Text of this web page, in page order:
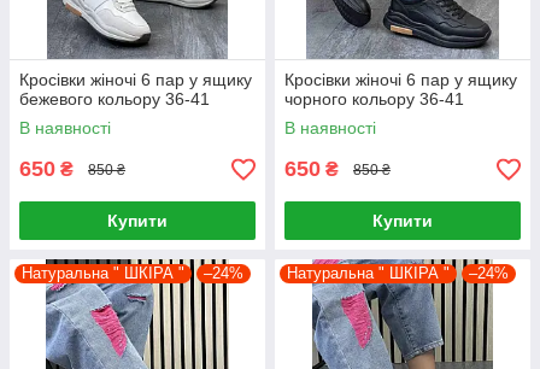
Кросівки жіночі 6 пар у ящику
бежевого кольору 36-41
В наявності
650 ₴ 850 ₴
Купити
Кросівки жіночі 6 пар у ящику
чорного кольору 36-41
В наявності
650 ₴ 850 ₴
Купити
Натуральна " ШКІРА " –24% Натуральна " ШКІРА " –24%